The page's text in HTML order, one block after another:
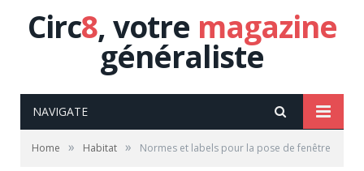
Circ8, votre magazine
généraliste
NAVIGATE
Home » Habitat » Normes et labels pour la pose de fenêtre